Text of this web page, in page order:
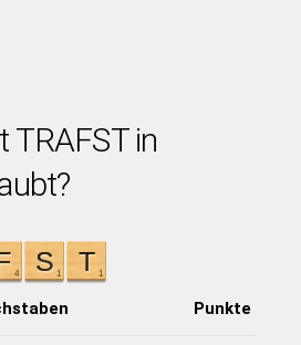
TRAFST in
Punkte